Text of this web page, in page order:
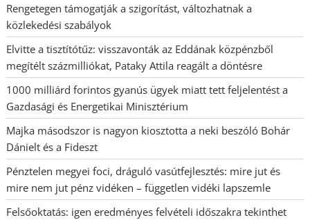
Rengetegen támogatják a szigorítást, változhatnak a
közlekedési szabályok
Elvitte a tisztítótűz: visszavonták az Eddának közpénzből
megítélt százmilliókat, Pataky Attila reagált a döntésre
1000 milliárd forintos gyanús ügyek miatt tett feljelentést a
Gazdasági és Energetikai Minisztérium
Majka másodszor is nagyon kiosztotta a neki beszóló Bohár
Dánielt és a Fideszt
Pénztelen megyei foci, dráguló vasútfejlesztés: mire jut és
mire nem jut pénz vidéken – független vidéki lapszemle
Felsőoktatás: igen eredményes felvételi időszakra tekinthet